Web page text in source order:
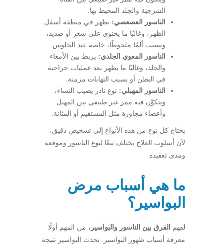
الشرجية والجلد المحيط بها.
الناسور العصعصي: يظهر في منطقة أسفل
الظهر، وغالبًا ما يحتوي على شعر أو صديد،
ويسبب ألمًا ملحوظًا، خاصة عند الجلوس.
الناسور المعوي الجلدي: يربط بين الأمعاء
والجلد، وغالبًا ما يظهر بعد عمليات جراحية
في البطن أو بسبب التهابات مزمنة.
الناسور المهبلي: نوع نادر يصيب النساء،
ويتكوَّن فيه ممر غير طبيعي بين المهبل
وأعضاء مجاورة مثل المستقيم أو المثانة.
يحتاج كل نوع من هذه الأنواع إلى تشخيص دقيق،
لأن أسلوب العلاج يختلف تبعًا لنوع الناسور وموقعه
ومدى تعقيده.
ما هي أسباب مرض
البواسير؟
لفهم الفرق بين الناسور والبواسير ، من المهم أولًا
معرفة أسباب ظهور البواسير. تحدث البواسير نتيجة